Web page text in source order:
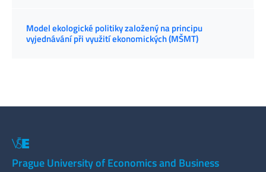
Model ekologické politiky založený na principu
vyjednávání při využití ekonomických (MŠMT)
Prague University of Economics and Business